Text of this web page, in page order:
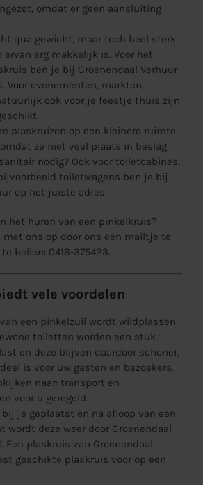
omdat er geen aansluiting
qua gewicht, maar toch heel sterk,
erg makkelijk is. Voor het
ben je bij Groenendaal Verhuur
Voor evenementen, markten,
ook voor je feestje thuis zijn
plaskruizen op een kleinere ruimte
ze niet veel plaats in beslag
sanitair nodig? Ook voor toiletcabines,
toiletwagens ben je bij
op het juiste adres.
het huren van een pinkelkruis?
ons op door ons een mailtje te
bellen: 0416-375423.
vele voordelen
een pinkelzuil wordt wildplassen
toiletten worden een stuk
en deze blijven daardoor schoner,
is voor uw gasten en bezoekers.
naar: transport en
voor u geregeld.
je geplaatst en na afloop van een
wordt deze weer door Groenendaal
Een plaskruis van Groenendaal
geschikte plaskruis voor op een